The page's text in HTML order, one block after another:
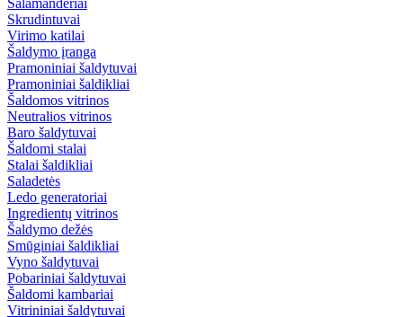
Salamanderiai
Skrudintuvai
Virimo katilai
Šaldymo įranga
Pramoniniai šaldytuvai
Pramoniniai šaldikliai
Šaldomos vitrinos
Neutralios vitrinos
Baro šaldytuvai
Šaldomi stalai
Stalai šaldikliai
Saladetės
Ledo generatoriai
Ingredientų vitrinos
Šaldymo dežės
Smūginiai šaldikliai
Vyno šaldytuvai
Pobariniai šaldytuvai
Šaldomi kambariai
Vitrininiai šaldytuvai